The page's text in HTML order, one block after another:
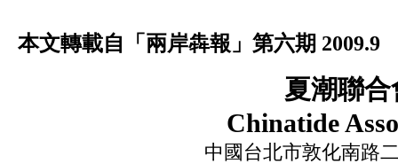
本文轉載自「兩岸犇報」第六期 2009.9
夏潮聯合
Chinatide
中國台北市敦化南路